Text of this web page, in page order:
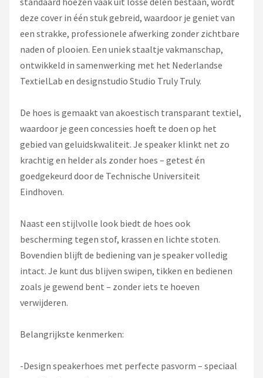
deze cover in één stuk gebreid, waardoor je geniet van
een strakke, professionele afwerking zonder zichtbare
naden of plooien. Een uniek staaltje vakmanschap,
ontwikkeld in samenwerking met het Nederlandse
TextielLab en designstudio Studio Truly Truly.
De hoes is gemaakt van akoestisch transparant textiel,
waardoor je geen concessies hoeft te doen op het
gebied van geluidskwaliteit. Je speaker klinkt net zo
krachtig en helder als zonder hoes – getest én
goedgekeurd door de Technische Universiteit
Eindhoven.
Naast een stijlvolle look biedt de hoes ook
bescherming tegen stof, krassen en lichte stoten.
Bovendien blijft de bediening van je speaker volledig
intact. Je kunt dus blijven swipen, tikken en bedienen
zoals je gewend bent – zonder iets te hoeven
verwijderen.
Belangrijkste kenmerken:
-Design speakerhoes met perfecte pasvorm – speciaal